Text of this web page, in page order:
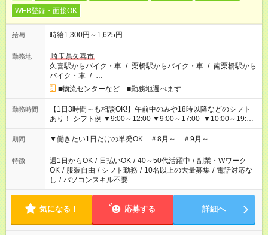
WEB登録・面接OK
給与 時給1,300円～1,625円
勤務地
埼玉県久喜市
久喜駅からバイク・車 / 栗橋駅からバイク・車 / 南栗橋駅から
バイク・車 / …
■物流センターなど ■勤務地選べます
勤務時間
【1日3時間～も相談OK!】午前中のみや18時以降などのシフト
あり！ シフト例 ▼9:00～12:00 ▼9:00～17:00 ▼10:00～19:00
▼18:00～21:00
期間 ▼働きたい1日だけの単発OK ＃8月～ ＃9月～
特徴 週1日からOK / 日払いOK / 40～50代活躍中 / 副業・Wワーク
OK / 服装自由 / シフト勤務 / 10名以上の大量募集 / 電話対応な
し / パソコンスキル不要
気になる！ 応募する 詳細へ